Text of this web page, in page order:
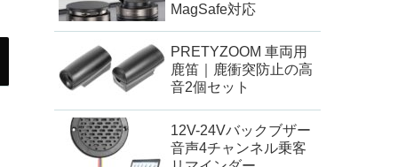
MagSafe対応
PRETYZOOM 車両用
鹿笛｜鹿衝突防止の高
音2個セット
12V-24Vバックブザー
音声4チャンネル乗客